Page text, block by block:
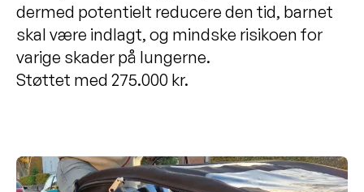
dermed potentielt reducere den tid, barnet
skal være indlagt, og mindske risikoen for
varige skader på lungerne.
Støttet med 275.000 kr.